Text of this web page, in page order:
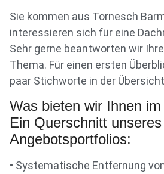
Sie kommen aus Tornesch
interessieren sich für eine
Sehr gerne beantworten wir
Thema. Für einen ersten
paar Stichworte in der
Was bieten wir Ihnen
Ein Querschnitt unseres
Angebotsportfolios:
• Systematische Entfernung